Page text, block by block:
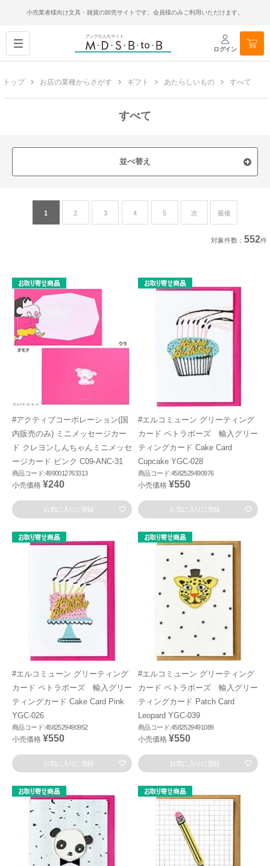
小売業者様向け文具・雑貨の卸売サイトです。会員様のみご利用いただけます。
ログイン
トップ お店の業種からさがす ギフト あたらしいもの すべて
すべて
並べ替え
1 2 3 4 5 次 最後
対象件数： 552件
#アクティブコーポレーション(国
内販売のみ) ミニメッセージカー
ド クレヨンしんちゃんミニメッセ
ージカード ピンク C09-ANC-31
商品コード:4990012763313
小売価格 ¥240
お気に入りに登録
#エルコミューン グリーティング
カード ペトラボーズ 輸入グリー
ティングカード Cake Card
Cupcake YGC-028
商品コード:4582529490976
小売価格 ¥550
お気に入りに登録
#エルコミューン グリーティング
カード ペトラボーズ 輸入グリー
ティングカード Cake Card Pink
YGC-026
商品コード:4582529490952
小売価格 ¥550
お気に入りに登録
#エルコミューン グリーティング
カード ペトラボーズ 輸入グリー
ティングカード Patch Card
Leopard YGC-039
商品コード:4582529491089
小売価格 ¥550
お気に入りに登録